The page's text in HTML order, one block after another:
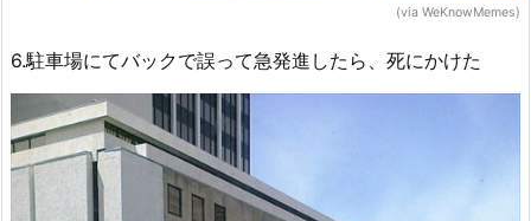
(via WeKnowMemes)
6.駐車場にてバックで誤って急発進したら、死にかけた